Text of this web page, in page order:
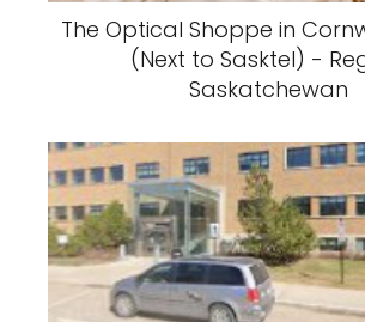
The Optical Shoppe in
(Next to Sasktel) -
Saskatchewan